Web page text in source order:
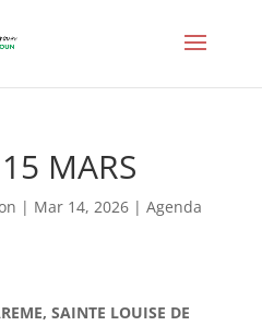
MARS
| Mar 14, 2026| Agenda
SAINTE LOUISE DE